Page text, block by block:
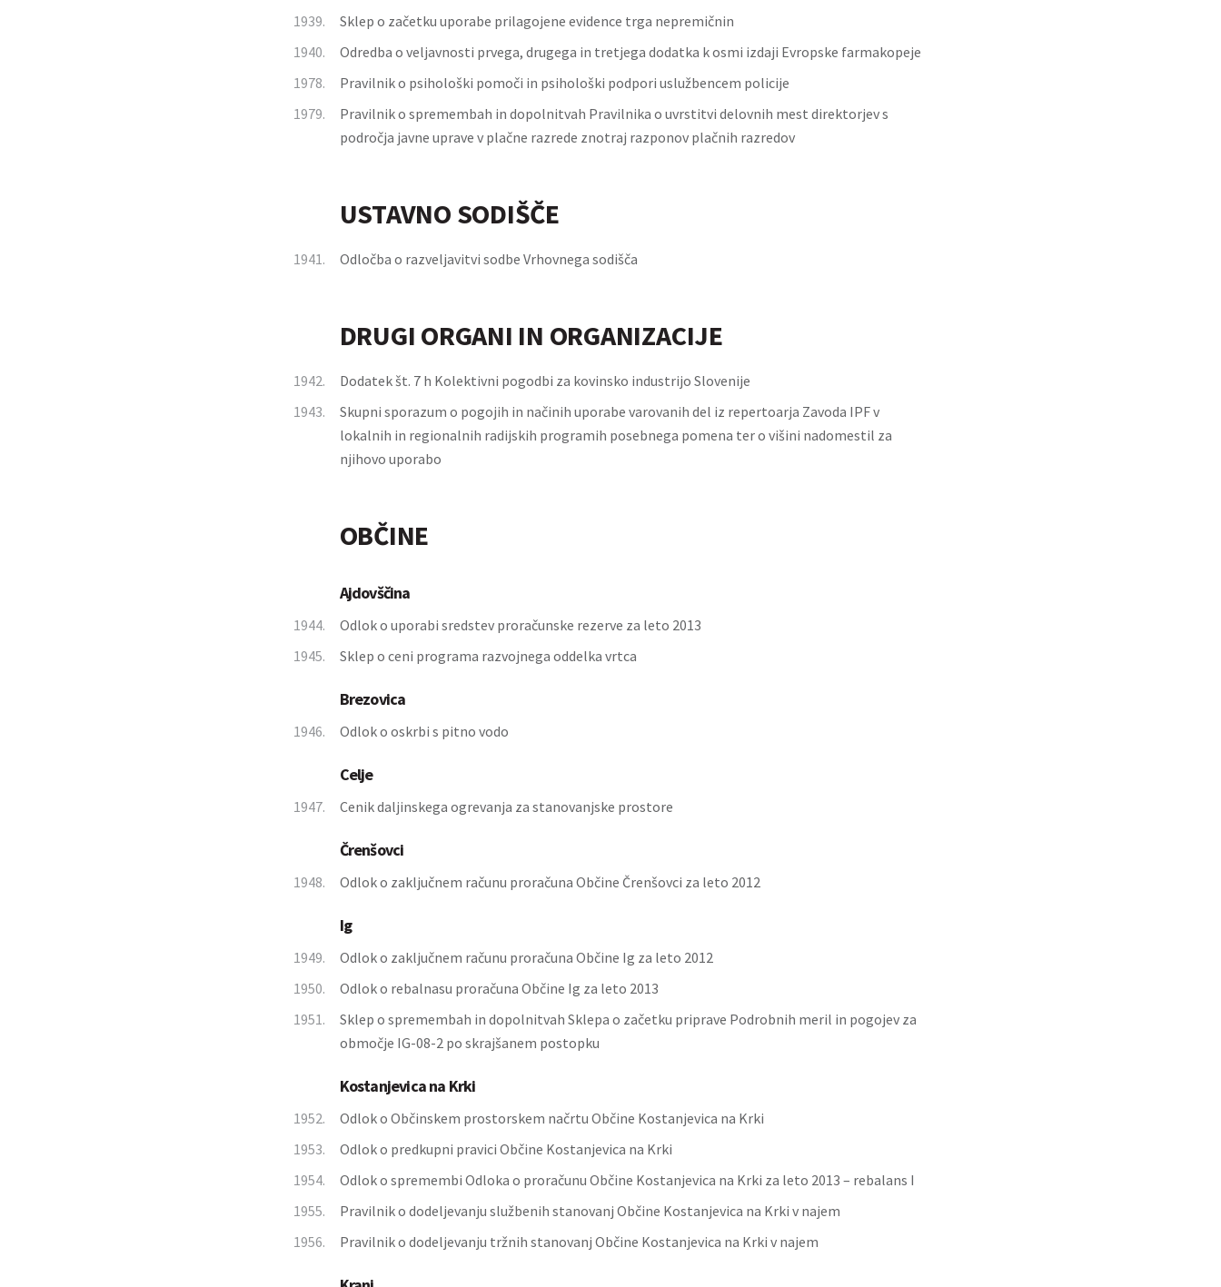
1939.
Sklep o začetku uporabe prilagojene evidence trga nepremičnin
1940.
Odredba o veljavnosti prvega, drugega in tretjega dodatka k osmi izdaji Evropske farmakopeje
1978.
Pravilnik o psihološki pomoči in psihološki podpori uslužbencem policije
1979.
Pravilnik o spremembah in dopolnitvah Pravilnika o uvrstitvi delovnih mest direktorjev s
področja javne uprave v plačne razrede znotraj razponov plačnih razredov
USTAVNO SODIŠČE
1941. Odločba o razveljavitvi sodbe Vrhovnega sodišča
DRUGI ORGANI IN ORGANIZACIJE
1942.
Dodatek št. 7 h Kolektivni pogodbi za kovinsko industrijo Slovenije
1943.
Skupni sporazum o pogojih in načinih uporabe varovanih del iz repertoarja Zavoda IPF v
lokalnih in regionalnih radijskih programih posebnega pomena ter o višini nadomestil za
njihovo uporabo
OBČINE
Ajdovščina
1944.
Odlok o uporabi sredstev proračunske rezerve za leto 2013
1945.
Sklep o ceni programa razvojnega oddelka vrtca
Brezovica
1946. Odlok o oskrbi s pitno vodo
Celje
1947. Cenik daljinskega ogrevanja za stanovanjske prostore
Črenšovci
1948. Odlok o zaključnem računu proračuna Občine Črenšovci za leto 2012
Ig
1949.
Odlok o zaključnem računu proračuna Občine Ig za leto 2012
1950.
Odlok o rebalnasu proračuna Občine Ig za leto 2013
1951.
Sklep o spremembah in dopolnitvah Sklepa o začetku priprave Podrobnih meril in pogojev za
območje IG-08-2 po skrajšanem postopku
Kostanjevica na Krki
1952.
Odlok o Občinskem prostorskem načrtu Občine Kostanjevica na Krki
1953.
Odlok o predkupni pravici Občine Kostanjevica na Krki
1954.
Odlok o spremembi Odloka o proračunu Občine Kostanjevica na Krki za leto 2013 – rebalans I
1955.
Pravilnik o dodeljevanju službenih stanovanj Občine Kostanjevica na Krki v najem
1956.
Pravilnik o dodeljevanju tržnih stanovanj Občine Kostanjevica na Krki v najem